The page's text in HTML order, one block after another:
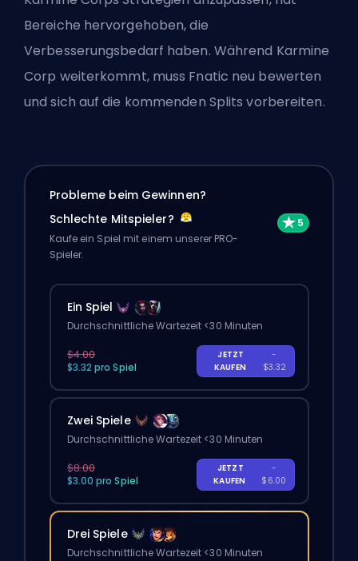
Bereiche hervorgehoben, die
Verbesserungsbedarf haben. Während Karmine
Corp weiterkommt, muss Fnatic neu bewerten
und sich auf die kommenden Splits vorbereiten.
Probleme beim Gewinnen?
Schlechte Mitspieler?
Kaufe ein Spiel mit einem unserer PRO-
Spieler.
Ein Spiel
Durchschnittliche Wartezeit <30 Minuten
$4.00
$3.32 pro Spiel
JETZT
KAUFEN
-
$3.32
Zwei Spiele
Durchschnittliche Wartezeit <30 Minuten
$8.00
$3.00 pro Spiel
JETZT
KAUFEN
-
$6.00
Drei Spiele
Durchschnittliche Wartezeit <30 Minuten